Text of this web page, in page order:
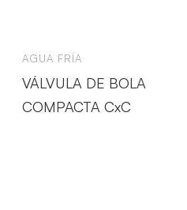
AGUA FRÍA
VÁLVULA DE BOLA
COMPACTA CxC